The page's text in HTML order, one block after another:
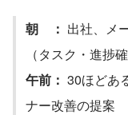
朝　： 出社、メ
（タスク・進捗確
午前： 30ほどあ
ナー改善の提案